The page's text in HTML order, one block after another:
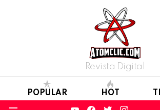
Revista Digital
POPULAR HOT
YouTubeFacebook
TwitterInstagram